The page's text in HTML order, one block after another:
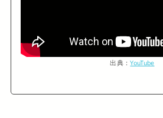
出典：YouTube